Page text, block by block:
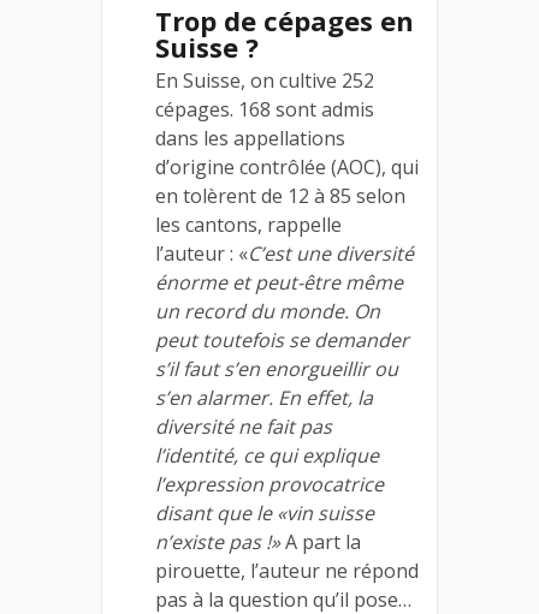
Trop de cépages en
Suisse ?
En Suisse, on cultive 252
cépages. 168 sont admis
dans les appellations
d’origine contrôlée (AOC), qui
en tolèrent de 12 à 85 selon
les cantons, rappelle
l’auteur : «C’est une diversité
énorme et peut-être même
un record du monde. On
peut toutefois se demander
s’il faut s’en enorgueillir ou
s’en alarmer. En effet, la
diversité ne fait pas
l’identité, ce qui explique
l’expression provocatrice
disant que le «vin suisse
n’existe pas !»A part la
pirouette, l’auteur ne répond
pas à la question qu’il pose…